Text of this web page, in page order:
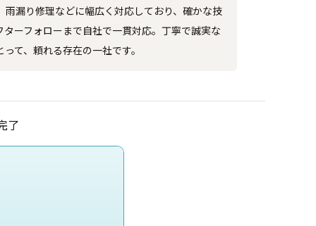
漏り修理などに幅広く対応しており、確かな技
ーフォローまで自社で一貫対応。丁寧で誠実な
て、頼れる存在の一社です。